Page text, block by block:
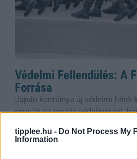
tipplee.hu - Do Not Process My
Information
Védelmi Fellendülés: A
Forrása
Japán kormánya új védelmi fehér
csupán az ország védelmeként,
fejlesztéseket. A dokumentum